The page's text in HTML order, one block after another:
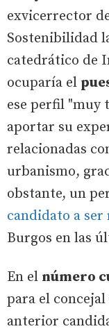
exvicerrector
Sostenibilidad
catedrático de
ocuparía el
ese perfil "muy
aportar su
relacionadas
urbanismo,
obstante, un
candidato a
Burgos en las
En el número
para el concejal
anterior